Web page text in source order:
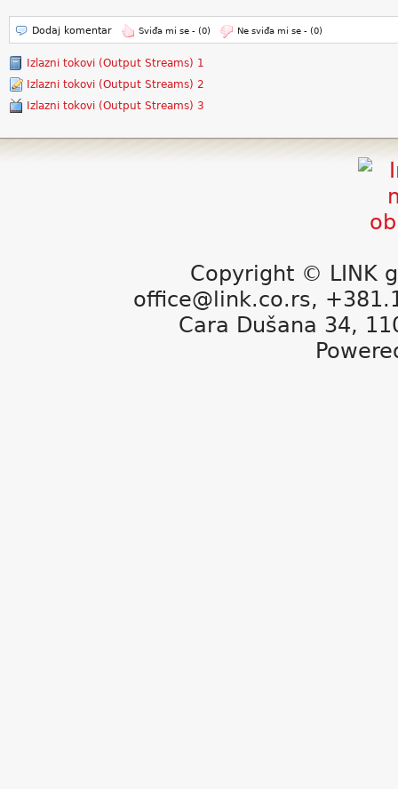
Dodaj komentar Sviđa mi se - (0) Ne sviđa mi se - (0)
Izlazni tokovi (Output Streams) 1
Izlazni tokovi (Output Streams) 2
Izlazni tokovi (Output Streams) 3
Copyright © LINK
office@link.co.rs,
Cara Dušana 34,